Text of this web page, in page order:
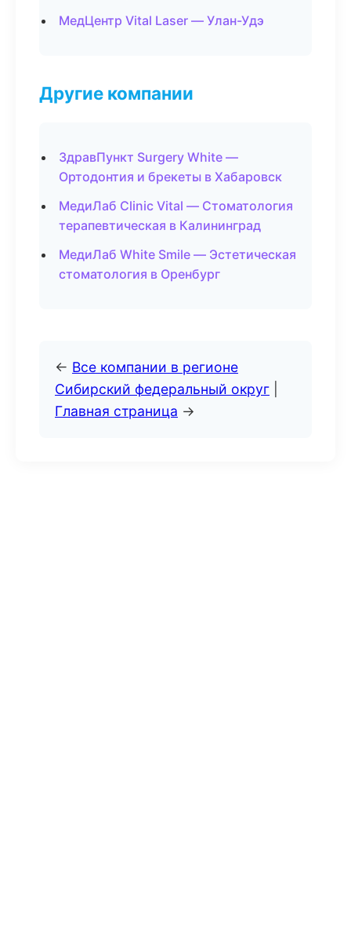
МедЦентр Vital Laser — Улан-Удэ
Другие компании
ЗдравПункт Surgery White —
Ортодонтия и брекеты в Хабаровск
МедиЛаб Clinic Vital — Стоматология
терапевтическая в Калининград
МедиЛаб White Smile — Эстетическая
стоматология в Оренбург
← Все компании в регионе
Сибирский федеральный округ
Главная страница →